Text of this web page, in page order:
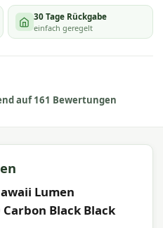
30 Tage Rückgabe
einfach geregelt
auf 161 Bewertungen
Lumen
Black Black